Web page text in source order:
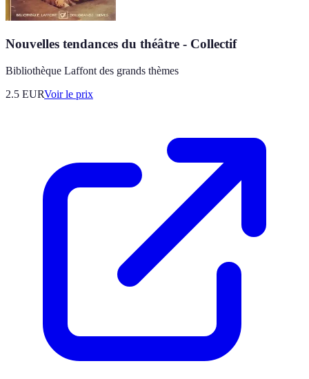
Nouvelles tendances du théâtre - Collectif
Bibliothèque Laffont des grands thèmes
2.5 EURVoir le prix